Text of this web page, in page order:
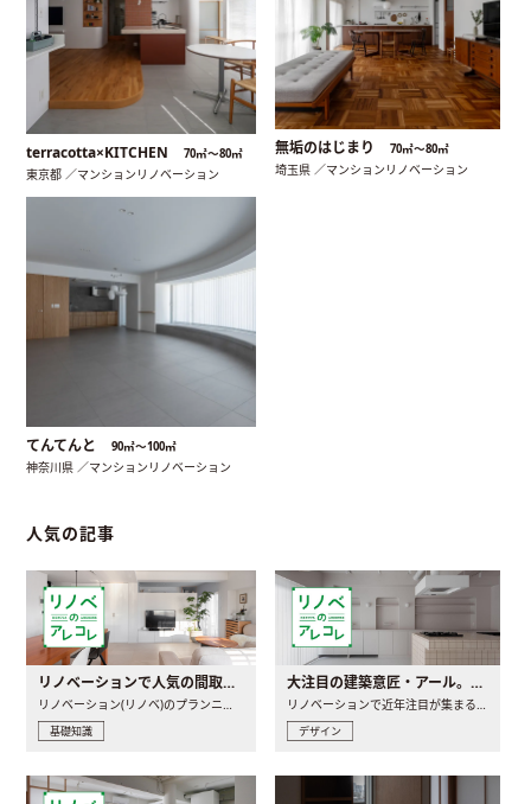
terracotta×KITCHEN 70㎡〜80㎡
東京都 ／マンションリノベーション
無垢のはじまり 70㎡〜80㎡
埼玉県 ／マンションリノベーション
てんてんと 90㎡〜100㎡
神奈川県 ／マンションリノベーション
人気の記事
リノベーションで人気の間取りとは？トレンドの間取りと実例を徹底解説
基礎知識
大注目の建築意匠・アール。人気の理由と空間に取り入れるポイント
デザイン